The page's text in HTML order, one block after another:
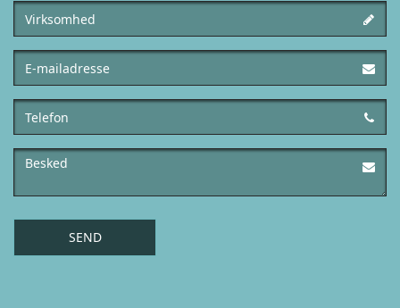
Virksomhed
E-
mailadresse
Telefon
Besked